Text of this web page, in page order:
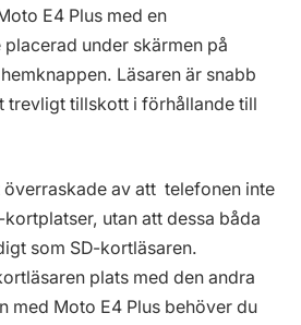
E4 Plus med en
under skärmen på
Läsaren är snabb
trevligt tillskott i förhållande till
av att telefonen inte
utan att dessa båda
som SD-kortläsaren.
plats med den andra
med Moto E4 Plus behöver du